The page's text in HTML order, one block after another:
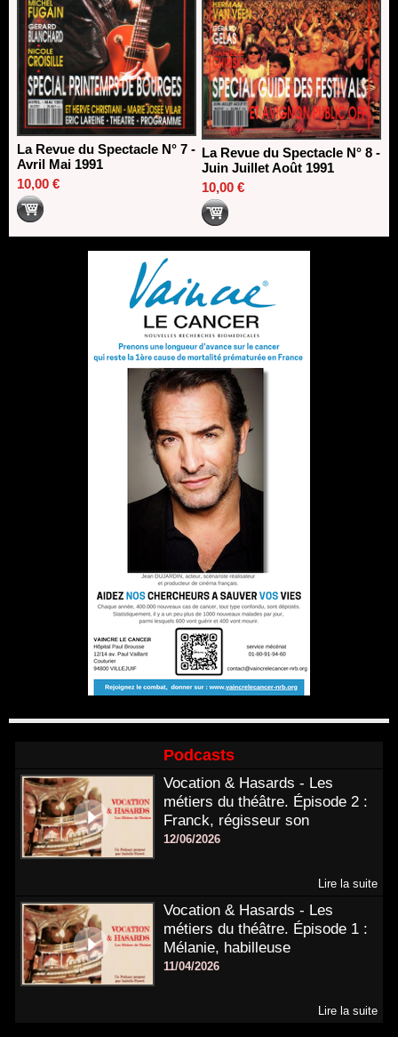
La Revue du Spectacle N° 7 -
Avril Mai 1991
10,00 €
La Revue du Spectacle N° 8 -
Juin Juillet Août 1991
10,00 €
Podcasts
Vocation & Hasards - Les
métiers du théâtre. Épisode 2 :
Franck, régisseur son
12/06/2026
Lire la suite
Vocation & Hasards - Les
métiers du théâtre. Épisode 1 :
Mélanie, habilleuse
11/04/2026
Lire la suite